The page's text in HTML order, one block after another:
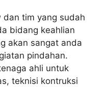
dan tim yang sudah
bidang keahlian
akan sangat anda
pindahan.
ahli untuk
teknisi kontruksi